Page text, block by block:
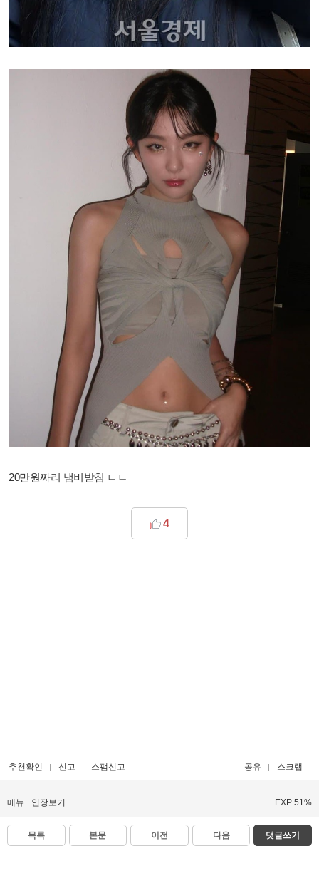
20만원짜리 냄비받침 ㄷㄷ
4
추천확인 신고 스팸신고 공유 스크랩
메뉴 인장보기 EXP 51%
목록 본문 이전 다음 댓글쓰기